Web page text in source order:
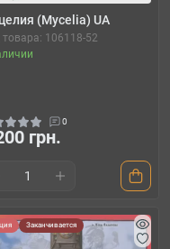
(Mycelia) UA
товара: 106118-52
0
грн.
Заканчивается